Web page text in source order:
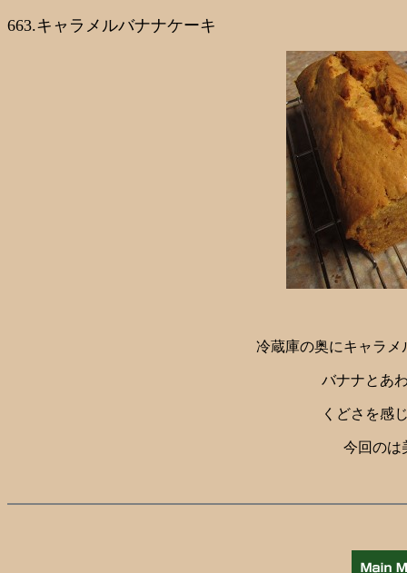
663.キャラメルバナナケーキ
冷蔵庫の奥にキャラ
バナナとあ
くどさを感
今回のは